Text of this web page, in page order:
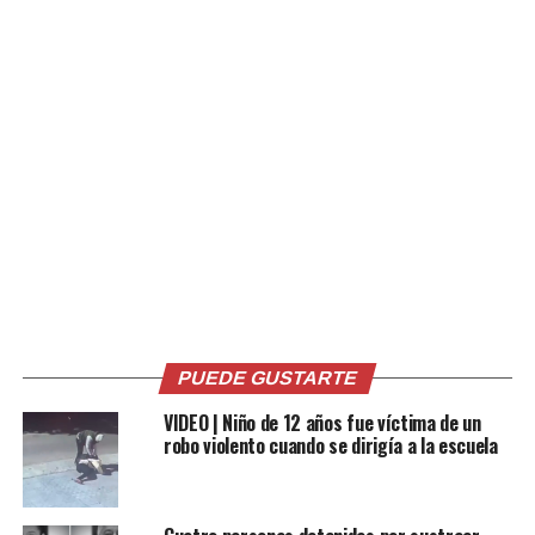
Con una motosierra, una
mujer le corta los testículos a
su pareja y los cocina
18 mayo, 2022
En «Internacionales»
El peluquero extremo:
hombre se deja cortar el pelo
En «Redes»
PUEDE GUSTARTE
VIDEO | Niño de 12 años fue víctima de un
robo violento cuando se dirigía a la escuela